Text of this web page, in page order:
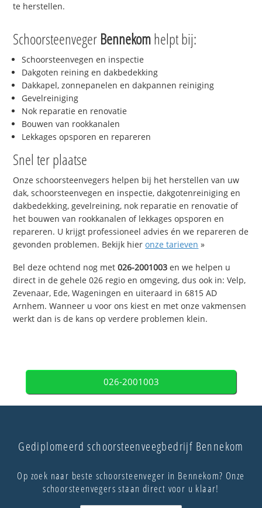
te herstellen.
Schoorsteenveger Bennekomhelpt bij:
Schoorsteenvegen en inspectie
Dakgoten reining en dakbedekking
Dakkapel, zonnepanelen en dakpannen reiniging
Gevelreiniging
Nok reparatie en renovatie
Bouwen van rookkanalen
Lekkages opsporen en repareren
Snel ter plaatse
Onze schoorsteenvegers helpen bij het herstellen van uw
dak, schoorsteenvegen en inspectie, dakgotenreiniging en
dakbedekking, gevelreining, nok reparatie en renovatie of
het bouwen van rookkanalen of lekkages opsporen en
repareren. U krijgt professioneel advies én we repareren de
gevonden problemen. Bekijk hieronze tarieven »
Bel deze ochtend nog met026-2001003 en we helpen u
direct in de gehele 026 regio en omgeving, dus ook in: Velp,
Zevenaar, Ede, Wageningen en uiteraard in 6815 AD
Arnhem. Wanneer u voor ons kiest en met onze vakmensen
werkt dan is de kans op verdere problemen klein.
026-2001003
Gediplomeerd schoorsteenveegbedrijf Bennekom
Op zoek naar beste schoorsteenveger in Bennekom? Onze
schoorsteenvegers staan direct voor u klaar!